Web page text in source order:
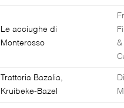
Le acciughe di
Monterosso
&
Trattoria Bazalia,
Kruibeke-Bazel